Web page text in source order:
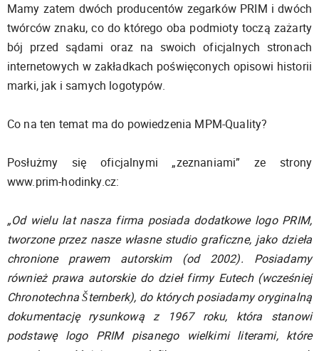
Mamy zatem dwóch producentów zegarków PRIM i dwóch
twórców znaku, co do którego oba podmioty toczą zażarty
bój przed sądami oraz na swoich oficjalnych stronach
internetowych w zakładkach poświęconych opisowi historii
marki, jak i samych logotypów.
Co na ten temat ma do powiedzenia MPM-Quality?
Posłużmy się oficjalnymi „zeznaniami” ze strony
www.prim-hodinky.cz:
„Od wielu lat nasza firma posiada dodatkowe logo PRIM,
tworzone przez nasze własne studio graficzne, jako dzieła
chronione prawem autorskim (od 2002). Posiadamy
również prawa autorskie do dzieł firmy Eutech (wcześniej
Chronotechna Šternberk), do których posiadamy oryginalną
dokumentację rysunkową z 1967 roku, która stanowi
podstawę logo PRIM pisanego wielkimi literami, które